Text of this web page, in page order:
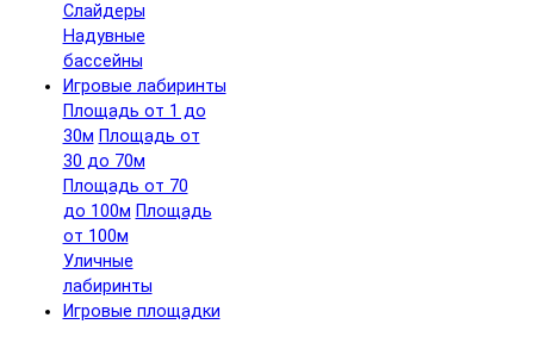
Слайдеры
Надувные
бассейны
Игровые лабиринты
Площадь от 1 до
30м Площадь от
30 до 70м
Площадь от 70
до 100м Площадь
от 100м
Уличные
лабиринты
Игровые площадки